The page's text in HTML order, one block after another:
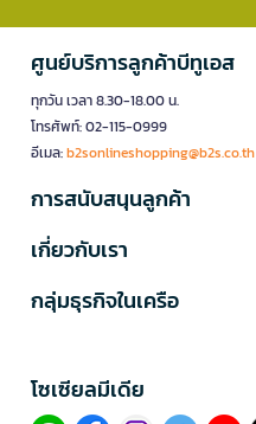
ศูนย์บริการลูกค้าบีทูเอส
ทุกวัน เวลา 8.30-18.00 น.
โทรศัพท์: 02-115-0999
อีเมล:b2sonlineshopping@b2s.co.th
การสนับสนุนลูกค้า
เกี่ยวกับเรา
กลุ่มธุรกิจในเครือ
โซเซียลมีเดีย​